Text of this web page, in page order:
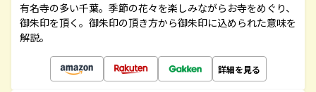
有名寺の多い千葉。季節の花々を楽しみながらお寺をめぐり、
御朱印を頂く。御朱印の頂き方から御朱印に込められた意味を
解説。
詳細を見る